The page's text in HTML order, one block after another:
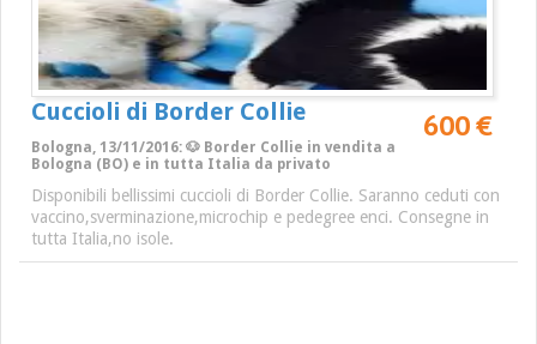
Cuccioli di Border Collie 600 €
Bologna, 13/11/2016: 🐶 Border Collie in vendita a
Bologna (BO) e in tutta Italia da privato
Disponibili bellissimi cuccioli di Border Collie. Saranno ceduti con
vaccino,sverminazione,microchip e pedegree enci. Consegne in
tutta Italia,no isole.